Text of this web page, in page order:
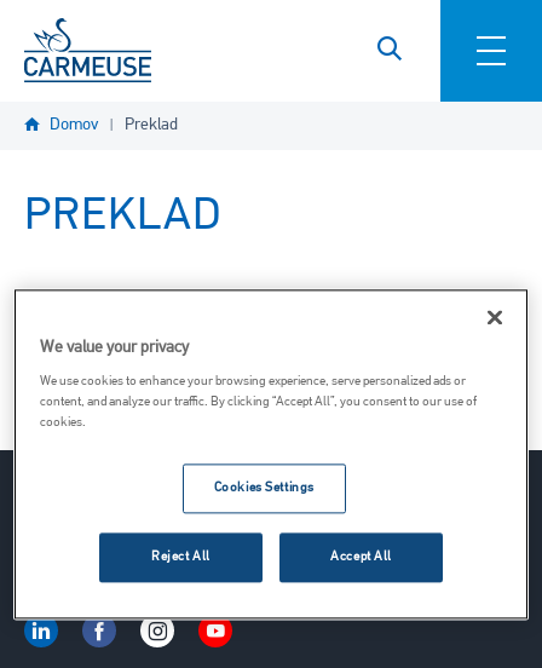
Skočiť na hlavný obsah
Domov Preklad
PREKLAD
Návrat na domovskú stránku
We value your privacy
We use cookies to enhance your browsing experience, serve personalized ads or
content, and analyze our traffic. By clicking “Accept All”, you consent to our use of
cookies.
Cookies Settings
Reject All Accept All